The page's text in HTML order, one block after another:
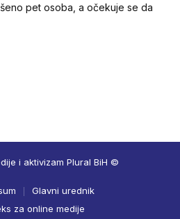
pet osoba, a očekuje se da
i aktivizam Plural BiH ©
Glavni urednik
za online medije